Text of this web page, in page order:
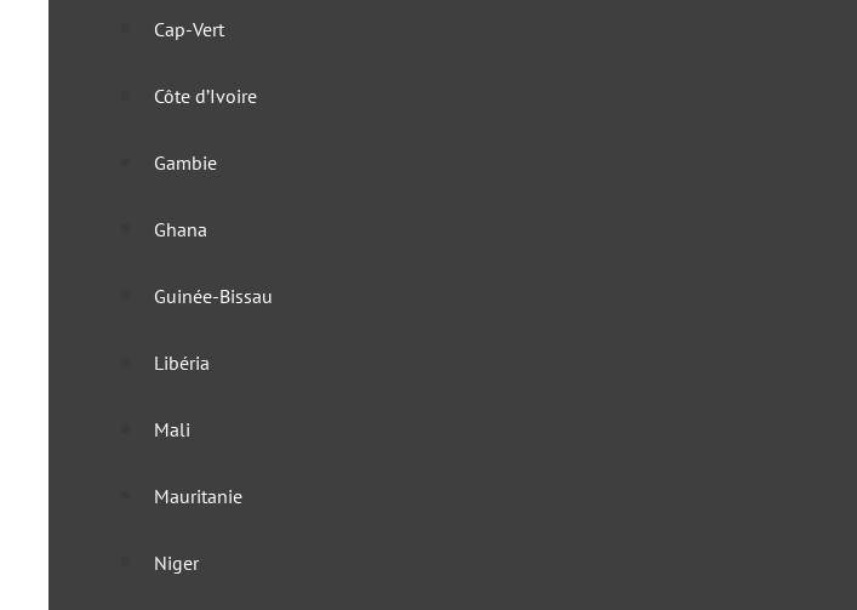
Cap-Vert
Côte d’Ivoire
Gambie
Ghana
Guinée-Bissau
Libéria
Mali
Mauritanie
Niger
Tanzanie : confusion autour du visa à l’arrivée…